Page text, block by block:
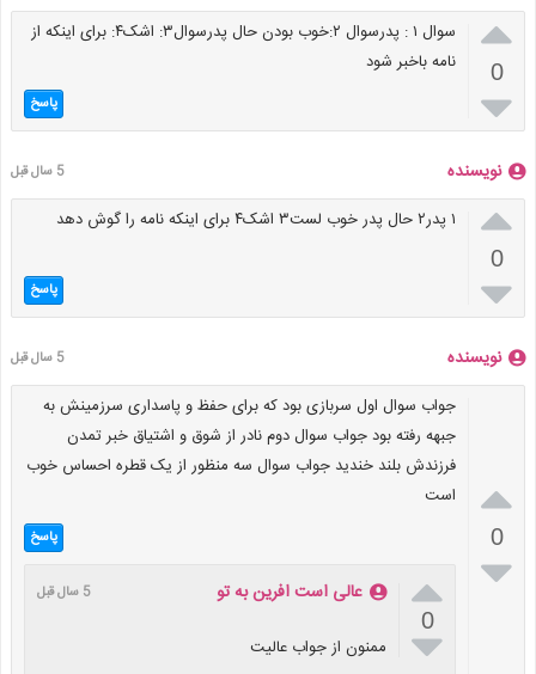

0

سوال ۱ : پدرسوال ۲:خوب بودن حال پدرسوال۳: اشک۴: برای اینکه از
نامه باخبر شود
پاسخ
نویسنده 5 سال قبل

0

۱ پدر۲ حال پدر خوب لست۳ اشک۴ برای اینکه نامه را گوش دهد
پاسخ
نویسنده 5 سال قبل

0

جواب سوال اول سربازی بود که برای حفظ و پاسداری سرزمینش به
جبهه رفته بود جواب سوال دوم نادر از شوق و اشتیاق خبر تمدن
فرزندش بلند خندید جواب سوال سه منظور از یک قطره احساس خوب
است
پاسخ

0

عالی است افرین به تو 5 سال قبل
ممنون از جواب عالیت